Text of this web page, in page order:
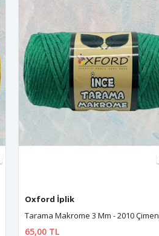
Oxford İplik
Tarama Makrome 3 Mm - 2010 Çimen
65,00 TL